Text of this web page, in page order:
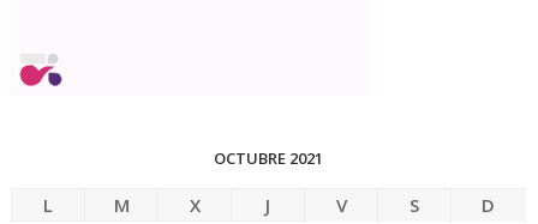
OCTUBRE 2021
L M X J V S
D